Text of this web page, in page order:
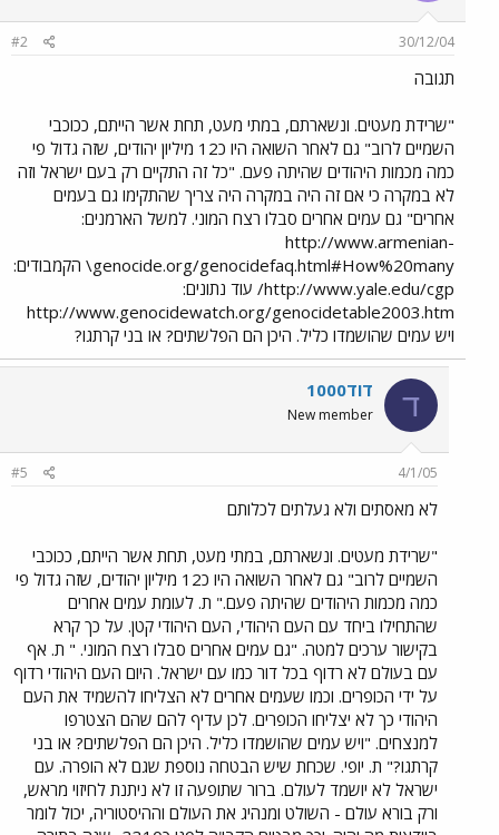
30/12/04
#2
תגובה
"שרידת מעטים. ונשארתם, במתי מעט, תחת אשר הייתם, ככוכבי
השמיים לרוב" גם לאחר השואה היו כ12 מיליון יהודים, שזה גדול פי
כמה מכמות היהודים שהיתה פעם. "כל זה התקיים רק בעם ישראל וזה
לא במקרה כי אם זה היה במקרה היה צריך שהתקימו גם בעמים
אחרים" גם עמים אחרים סבלו רצח המוני. למשל הארמנים:
http://www.armenian-
genocide.org/genocidefaq.html#How%20many\ הקמבודים:
http://www.yale.edu/cgp/ עוד נתונים:
http://www.genocidewatch.org/genocidetable2003.htm
ויש עמים שהושמדו כליל. היכן הם הפלשתים? או בני קרתגו?
ד דוד1000
New member
4/1/05
#5
לא מאסתים ולא געלתים לכלותם
"שרידת מעטים. ונשארתם, במתי מעט, תחת אשר הייתם, ככוכבי
השמיים לרוב" גם לאחר השואה היו כ12 מיליון יהודים, שזה גדול פי
כמה מכמות היהודים שהיתה פעם." ת. לעומת עמים אחרים
שהתחילו ביחד עם העם היהודי, העם היהודי קטן. על כך קרא
בקישור ערכים למטה. "גם עמים אחרים סבלו רצח המוני. " ת. אף
עם בעולם לא רדוף בכל דור כמו עם ישראל. היום העם היהודי רדוף
על ידי הכופרים. וכמו שעמים אחרים לא הצליחו להשמיד את העם
היהודי כך לא יצליחו הכופרים. לכן עדיף להם שהם הצטרפו
למנצחים. "ויש עמים שהושמדו כליל. היכן הם הפלשתים? או בני
קרתגו?" ת. יופי. שכחת שיש הבטחה נוספת שגם לא הופרה. עם
ישראל לא יושמד לעולם. ברור שתופעה זו לא ניתנת לחיזוי מראש,
ורק בורא עולם - השולט ומנהיג את העולם וההיסטוריה, יכול לומר